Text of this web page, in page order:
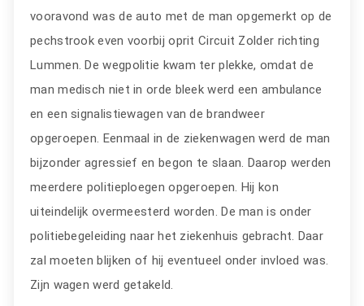
vooravond was de auto met de man opgemerkt op de
pechstrook even voorbij oprit Circuit Zolder richting
Lummen. De wegpolitie kwam ter plekke, omdat de
man medisch niet in orde bleek werd een ambulance
en een signalistiewagen van de brandweer
opgeroepen. Eenmaal in de ziekenwagen werd de man
bijzonder agressief en begon te slaan. Daarop werden
meerdere politieploegen opgeroepen. Hij kon
uiteindelijk overmeesterd worden. De man is onder
politiebegeleiding naar het ziekenhuis gebracht. Daar
zal moeten blijken of hij eventueel onder invloed was.
Zijn wagen werd getakeld.